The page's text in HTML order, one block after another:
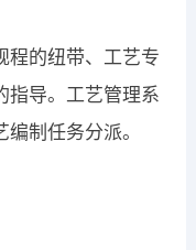
程的纽带、工艺专
指导。工艺管理系
制任务分派。